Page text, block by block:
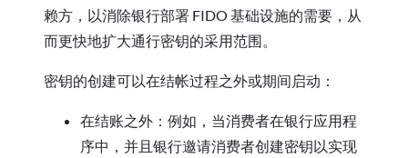
赖方，以消除银行部署 FIDO 基础设施的需要，从
而更快地扩大通行密钥的采用范围。
密钥的创建可以在结帐过程之外或期间启动：
在结账之外：例如，当消费者在银行应用程
序中，并且银行邀请消费者创建密钥以实现